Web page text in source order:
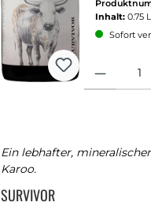
Inhalt: 0.75
Sofort
Ein lebhafter,
Karoo.
SURVIVOR